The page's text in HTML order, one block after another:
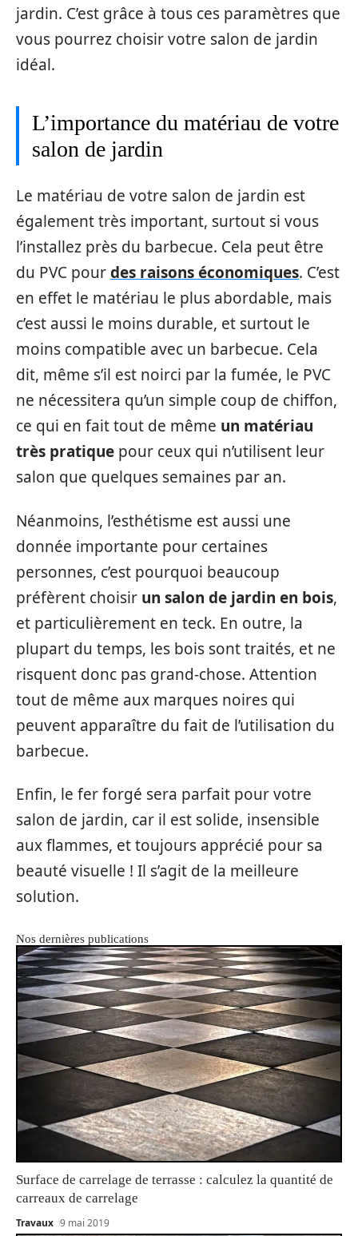
jardin. C’est grâce à tous ces paramètres que
vous pourrez choisir votre salon de jardin
idéal.
L’importance du matériau de votre
salon de jardin
Le matériau de votre salon de jardin est
également très important, surtout si vous
l’installez près du barbecue. Cela peut être
du PVC pourdes raisons économiques. C’est
en effet le matériau le plus abordable, mais
c’est aussi le moins durable, et surtout le
moins compatible avec un barbecue. Cela
dit, même s’il est noirci par la fumée, le PVC
ne nécessitera qu’un simple coup de chiffon,
ce qui en fait tout de même un matériau
très pratique pour ceux qui n’utilisent leur
salon que quelques semaines par an.
Néanmoins, l’esthétisme est aussi une
donnée importante pour certaines
personnes, c’est pourquoi beaucoup
préfèrent choisir un salon de jardin en bois,
et particulièrement en teck. En outre, la
plupart du temps, les bois sont traités, et ne
risquent donc pas grand-chose. Attention
tout de même aux marques noires qui
peuvent apparaître du fait de l’utilisation du
barbecue.
Enfin, le fer forgé sera parfait pour votre
salon de jardin, car il est solide, insensible
aux flammes, et toujours apprécié pour sa
beauté visuelle ! Il s’agit de la meilleure
solution.
Nos dernières publications
Surface de carrelage de terrasse : calculez la quantité de
carreaux de carrelage
Travaux 9 mai 2019